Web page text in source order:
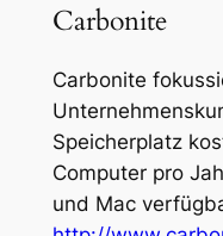
Carbonite
Carbonite
Speicherplatz
Computer pro
und Mac